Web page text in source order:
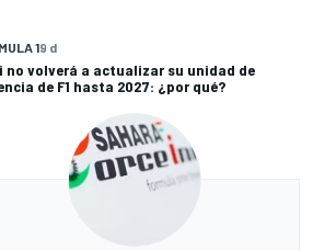
19 d
no volverá a actualizar su unidad de
de F1 hasta 2027: ¿por qué?